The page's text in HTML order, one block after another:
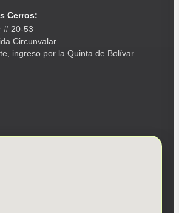
Cerros:
# 20-53
Circunvalar
ingreso por la Quinta de Bolívar